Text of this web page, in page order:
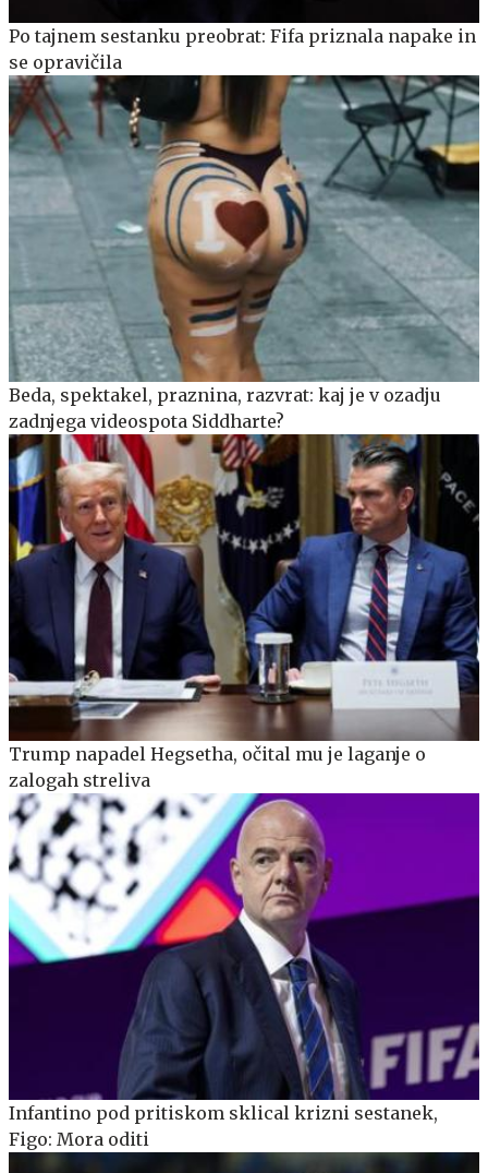
Po tajnem sestanku preobrat: Fifa priznala napake in
se opravičila
Beda, spektakel, praznina, razvrat: kaj je v ozadju
zadnjega videospota Siddharte?
Trump napadel Hegsetha, očital mu je laganje o
zalogah streliva
Infantino pod pritiskom sklical krizni sestanek,
Figo: Mora oditi